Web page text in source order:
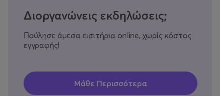
Διοργανώνεις εκδηλώσεις;
Πούλησε άμεσα εισιτήρια online, χωρίς κόστος
εγγραφής!